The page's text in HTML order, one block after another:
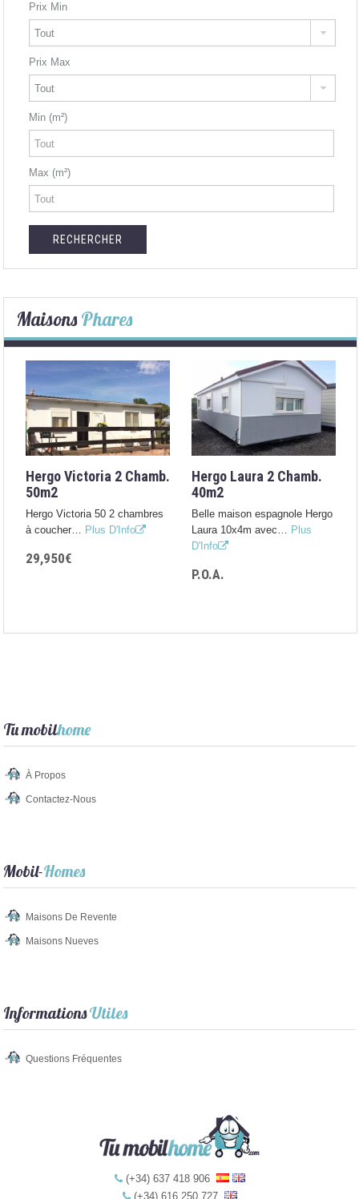
Prix Min
Prix Max
Min (m²)
Max (m²)
MaisonsPhares
Hergo Victoria 2 Chamb.
50m2
Hergo Victoria 50 2 chambres
à coucher… Plus D'Info
29,950€
Hergo Laura 2 Chamb.
40m2
Belle maison espagnole Hergo
Laura 10x4m avec… Plus
D'Info
P.O.A.
Tu mobilhome
À Propos
Contactez-Nous
Mobil-Homes
Maisons De Revente
Maisons Nueves
InformationsUtiles
Questions Fréquentes
(+34) 637 418 906
(+34) 616 250 727